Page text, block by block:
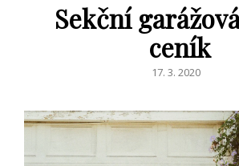
Sekční
ceník
POSTED
17. 3. 2020